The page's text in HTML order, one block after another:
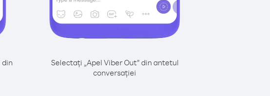
din
Selectați „Apel Viber Out” din antetul
conversației